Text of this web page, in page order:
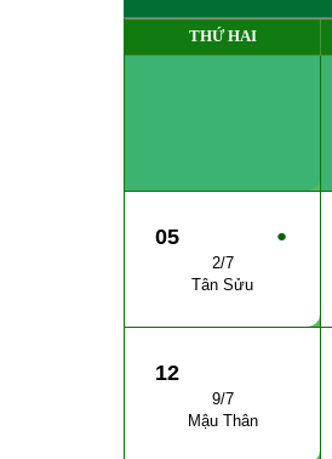
THỨ HAI
●
05
2/7
Tân Sửu
12
9/7
Mậu Thân